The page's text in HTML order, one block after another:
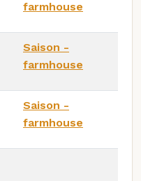
farmhouse
Saison -
farmhouse
Saison -
farmhouse